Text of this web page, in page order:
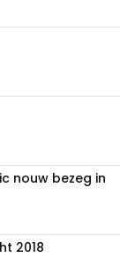
nouw bezeg in
2018